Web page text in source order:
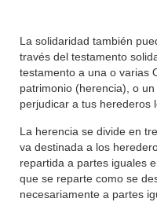
La solidaridad también
través del testamento
testamento a una o varias
patrimonio (herencia), o
perjudicar a tus herederos
La herencia se divide en
va destinada a los
repartida a partes iguales
que se reparte como se
necesariamente a partes